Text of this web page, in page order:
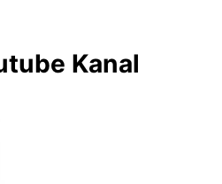
Kanal